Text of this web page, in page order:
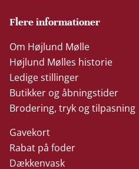
Flere informationer
Om Højlund Mølle
Højlund Mølles historie
Ledige stillinger
Butikker og åbningstider
Brodering, tryk og tilpasning
Gavekort
Rabat på foder
Dækkenvask